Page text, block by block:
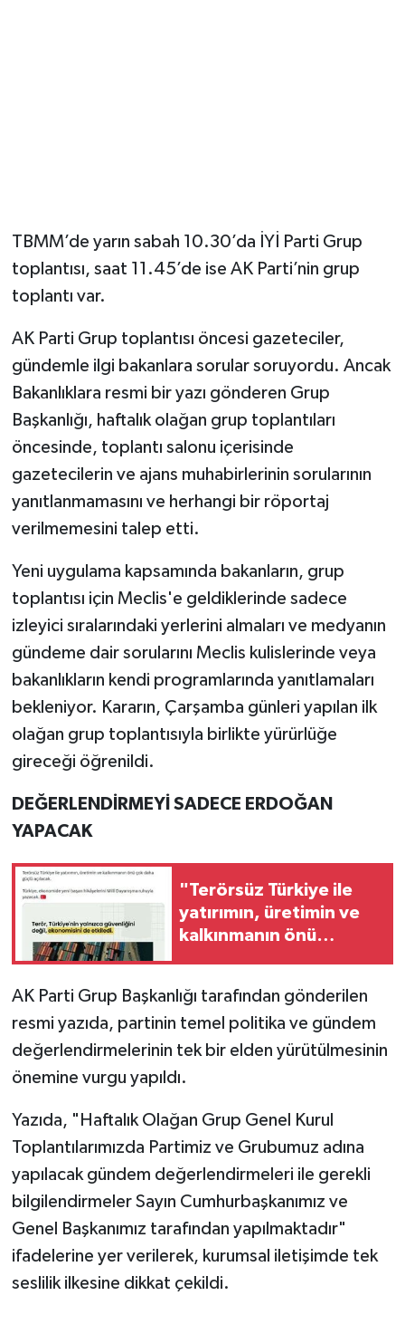
TBMM’de yarın sabah 10.30’da İYİ Parti Grup
toplantısı, saat 11.45’de ise AK Parti’nin grup
toplantı var.
AK Parti Grup toplantısı öncesi gazeteciler,
gündemle ilgi bakanlara sorular soruyordu. Ancak
Bakanlıklara resmi bir yazı gönderen Grup
Başkanlığı, haftalık olağan grup toplantıları
öncesinde, toplantı salonu içerisinde
gazetecilerin ve ajans muhabirlerinin sorularının
yanıtlanmamasını ve herhangi bir röportaj
verilmemesini talep etti.
Yeni uygulama kapsamında bakanların, grup
toplantısı için Meclis'e geldiklerinde sadece
izleyici sıralarındaki yerlerini almaları ve medyanın
gündeme dair sorularını Meclis kulislerinde veya
bakanlıkların kendi programlarında yanıtlamaları
bekleniyor. Kararın, Çarşamba günleri yapılan ilk
olağan grup toplantısıyla birlikte yürürlüğe
gireceği öğrenildi.
DEĞERLENDİRMEYİ SADECE ERDOĞAN
YAPACAK
"Terörsüz Türkiye ile
yatırımın, üretimin ve
kalkınmanın önü
AK Parti Grup Başkanlığı tarafından gönderilen
resmi yazıda, partinin temel politika ve gündem
değerlendirmelerinin tek bir elden yürütülmesinin
önemine vurgu yapıldı.
Yazıda, "Haftalık Olağan Grup Genel Kurul
Toplantılarımızda Partimiz ve Grubumuz adına
yapılacak gündem değerlendirmeleri ile gerekli
bilgilendirmeler Sayın Cumhurbaşkanımız ve
Genel Başkanımız tarafından yapılmaktadır"
ifadelerine yer verilerek, kurumsal iletişimde tek
seslilik ilkesine dikkat çekildi.
Sokak Hayvanlarını Sahiplendirme
Spor
Vasıta
Yaşam